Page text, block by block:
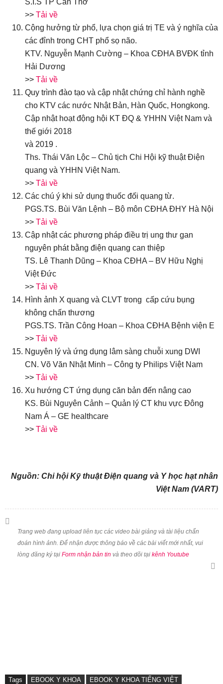
S.I.S TP Cần Thơ
>> Tải về
Cộng hưởng từ phổ, lựa chọn giá trị TE và ý nghĩa của
các đỉnh trong CHT phổ sọ não.
KTV. Nguyễn Mạnh Cường – Khoa CĐHA BVĐK tỉnh
Hải Dương
>> Tải về
Quy trình đào tạo và cập nhật chứng chỉ hành nghề
cho KTV các nước Nhật Bản, Hàn Quốc, Hongkong.
Cập nhật hoạt động hội KT ĐQ & YHHN Việt Nam và
thế giới 2018
và 2019 .
Ths. Thái Văn Lộc – Chủ tịch Chi Hội kỹ thuật Điện
quang và YHHN Việt Nam.
>> Tải về
Các chú ý khi sử dụng thuốc đối quang từ.
PGS.TS. Bùi Văn Lệnh – Bộ môn CĐHA ĐHY Hà Nội
>> Tải về
Cập nhật các phương pháp điều trị ung thư gan
nguyên phát bằng điện quang can thiệp
TS. Lê Thanh Dũng – Khoa CĐHA – BV Hữu Nghị
Việt Đức
>> Tải về
Hình ảnh X quang và CLVT trong cấp cứu bụng
không chấn thương
PGS.TS. Trần Công Hoan – Khoa CĐHA Bệnh viện E
>> Tải về
Nguyên lý và ứng dụng lâm sàng chuỗi xung DWI
CN. Võ Văn Nhật Minh – Công ty Philips Việt Nam
>> Tải về
Xu hướng CT ứng dụng căn bản đến nâng cao
KS. Bùi Nguyên Cảnh – Quản lý CT khu vực Đông
Nam Á – GE healthcare
>> Tải về
Nguồn: Chi hội Kỹ thuật Điện quang và Y học hạt nhân
Việt Nam (VART)
Trang web đang upload liên tục các video bài giảng và tài liệu chẩn
đoán hình ảnh. Để nhận được thông báo về các bài viết mới nhất, vui
lòng đăng ký tại Form nhận bản tin và theo dõi tại kênh Youtube
Tags EBOOK Y KHOA
EBOOK Y KHOA TIẾNG VIỆT